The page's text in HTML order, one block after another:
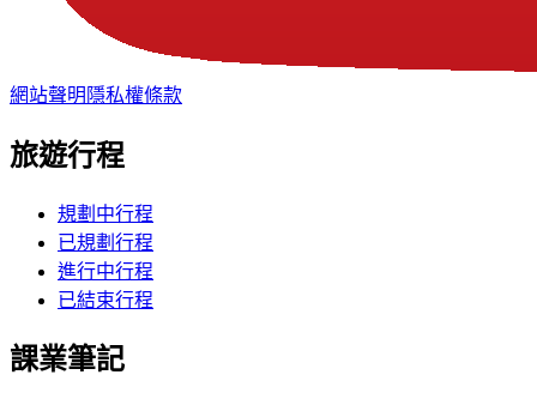
網站聲明 隱私權條款
旅遊行程
規劃中行程
已規劃行程
進行中行程
已結束行程
課業筆記